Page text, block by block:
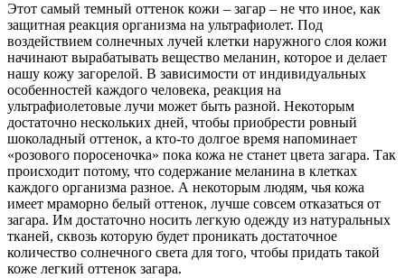
Этот самый темный оттенок кожи – загар – не что иное, как
защитная реакция организма на ультрафиолет. Под
воздействием солнечных лучей клетки наружного слоя кожи
начинают вырабатывать вещество меланин, которое и делает
нашу кожу загорелой. В зависимости от индивидуальных
особенностей каждого человека, реакция на
ультрафиолетовые лучи может быть разной. Некоторым
достаточно нескольких дней, чтобы приобрести ровный
шоколадный оттенок, а кто-то долгое время напоминает
«розового поросеночка» пока кожа не станет цвета загара. Так
происходит потому, что содержание меланина в клетках
каждого организма разное. А некоторым людям, чья кожа
имеет мраморно белый оттенок, лучше совсем отказаться от
загара. Им достаточно носить легкую одежду из натуральных
тканей, сквозь которую будет проникать достаточное
количество солнечного света для того, чтобы придать такой
коже легкий оттенок загара.